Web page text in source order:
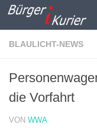
Zum Inhalt
BLAULICHT-NEWS
die Vorfahrt
VON WWA